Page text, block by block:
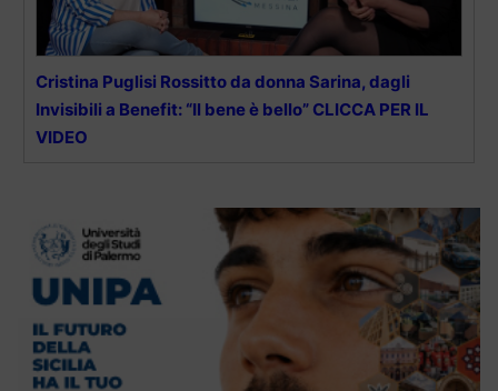
Cristina Puglisi Rossitto da donna Sarina, dagli
Invisibili a Benefit: “Il bene è bello” CLICCA PER IL
VIDEO